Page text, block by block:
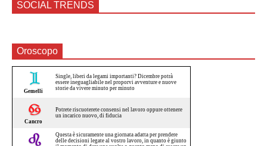
SOCIAL TRENDS
Oroscopo